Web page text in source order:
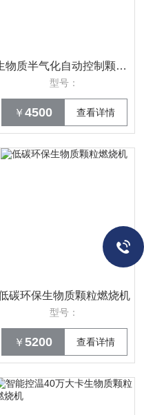
生物质半气化自动控制颗粒燃烧机
型号：
￥4500 查看详情
碳环保生物质颗粒燃烧机
型号：
￥5200 查看详情